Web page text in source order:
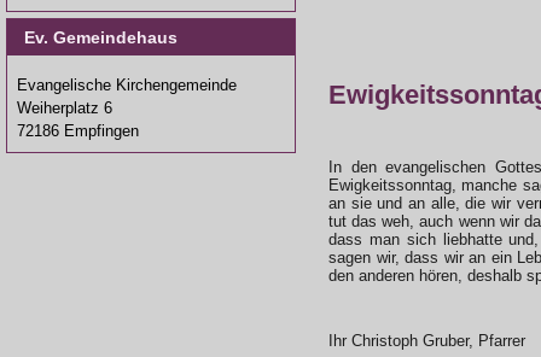
Ev. Gemeindehaus
Evangelische Kirchengemeinde
Weiherplatz 6
72186 Empfingen
In den evangelischen
Ewigkeitssonntag, manche
an sie und an alle, die wir
tut das weh, auch wenn wir
dass man sich liebhatte
sagen wir, dass wir an ein
den anderen hören, deshalb
Ihr Christoph Gruber, Pfarrer